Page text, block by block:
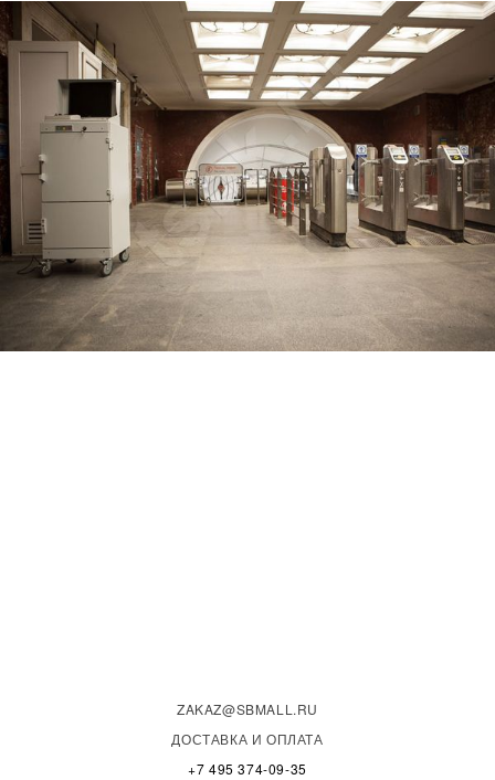
ZAKAZ@SBMALL.RU
ДОСТАВКА И ОПЛАТА
+7 495 374-09-35